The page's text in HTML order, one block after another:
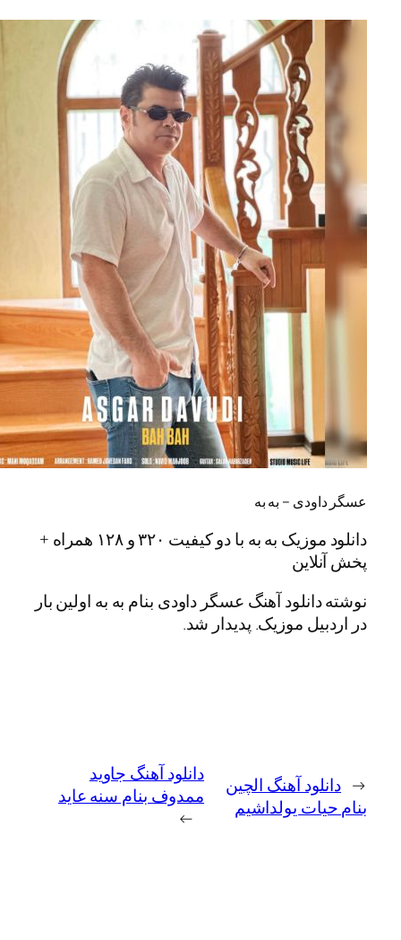
– به به
دانلود موزیک به به با دو کیفیت ۳۲۰ و ۱۲۸ همراه +
آهنگ عسگر داودی بنام به به اولین بار
موزیک. پدیدار شد.
آهنگ الچین
یولداشیم
دانلود آهنگ جاوید
ممدوف بنام سنه عاید
→